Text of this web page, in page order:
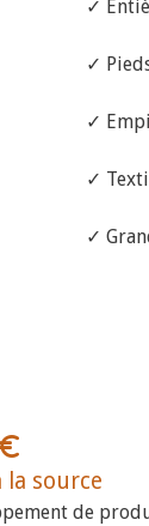
✓
✓
✓
✓
✓
la source
de